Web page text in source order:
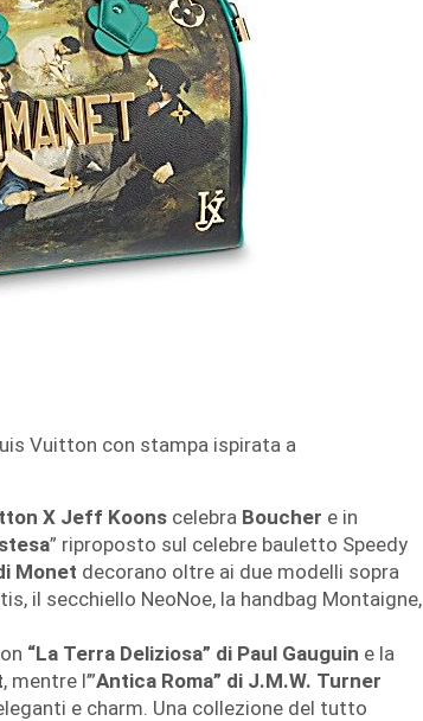
Vuitton con stampa ispirata a
X Jeff Koons celebra Boucher e in
” riproposto sul celebre bauletto Speedy
Monet decorano oltre ai due modelli sopra
il secchiello NeoNoe, la handbag Montaigne,
“La Terra Deliziosa” di Paul Gauguin e la
, mentre l’”Antica Roma” di J.M.W. Turner
e charm. Una collezione del tutto